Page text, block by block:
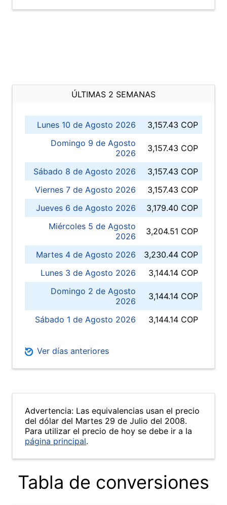
ÚLTIMAS 2 SEMANAS
Lunes 10 de Agosto 2026
3,157.43 COP
Domingo 9 de Agosto
2026
3,157.43 COP
Sábado 8 de Agosto 2026
3,157.43 COP
Viernes 7 de Agosto 2026
3,157.43 COP
Jueves 6 de Agosto 2026
3,179.40 COP
Miércoles 5 de Agosto
2026
3,204.51 COP
Martes 4 de Agosto 2026
3,230.44 COP
Lunes 3 de Agosto 2026
3,144.14 COP
Domingo 2 de Agosto
2026
3,144.14 COP
Sábado 1 de Agosto 2026 3,144.14 COP
Ver días anteriores
Advertencia: Las equivalencias usan el precio
del dólar del Martes 29 de Julio del 2008.
Para utilizar el precio de hoy se debe ir a la
página principal.
Tabla de conversiones